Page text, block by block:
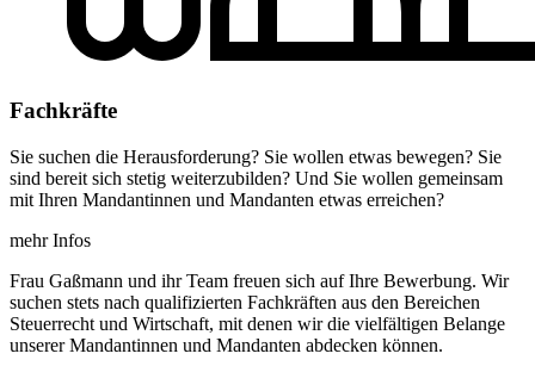
Fachkräfte
Sie suchen die Herausforderung? Sie wollen etwas bewegen? Sie
sind bereit sich stetig weiterzubilden? Und Sie wollen gemeinsam
mit Ihren Mandantinnen und Mandanten etwas erreichen?
mehr Infos
Frau Gaßmann und ihr Team freuen sich auf Ihre Bewerbung. Wir
suchen stets nach qualifizierten Fachkräften aus den Bereichen
Steuerrecht und Wirtschaft, mit denen wir die vielfältigen Belange
unserer Mandantinnen und Mandanten abdecken können.